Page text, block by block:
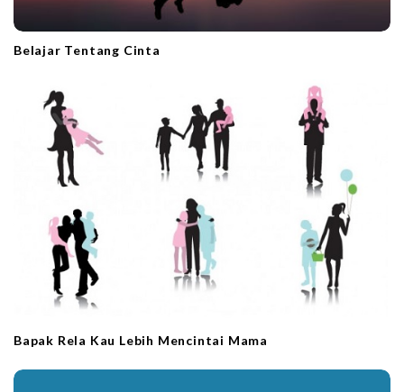
Belajar Tentang Cinta
Bapak Rela Kau Lebih Mencintai Mama